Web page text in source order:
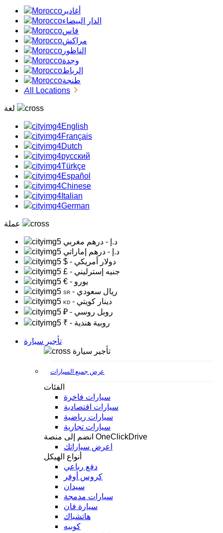
أغادير
الدار البيضاء
فاس
مراكش
الناظور
وجدة
الرباط
طنجة
All Locations
English
Français
Dutch
русский
Türkçe
Español
Chinese
Italian
German
د.إ - درهم مغربي
د.إ - درهم إماراتي
$
- دولار أمريكي
£
- جنيه إسترليني
€
- يورو
SR - ريال سعودي
KD
- دينار كويتي
₽
- روبل روسي
₹
- روبية هندية
تأجير سيارة
تأجير سيارة
عرض جميع السيارات
الفئات
سيارات فاخرة
سيارات اقتصادية
سيارات رياضية
سيارات تجارية
انضم إلى منصة OneClickDrive
اعرض سياراتك
أنواع الهيكل
دفع رباعي
كروس أوفر
سيدان
سيارات مدمجة
سيارة فان
هاتشباك
كوبيه